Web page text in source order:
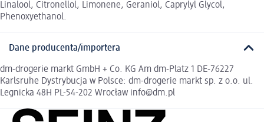
Linalool, Citronellol, Limonene, Geraniol, Caprylyl Glycol,
Phenoxyethanol.
Dane producenta/importera
dm-drogerie markt GmbH + Co. KG Am dm-Platz 1 DE-76227
Karlsruhe Dystrybucja w Polsce: dm-drogerie markt sp. z o.o. ul.
Legnicka 48H PL-54-202 Wrocław info@dm.pl